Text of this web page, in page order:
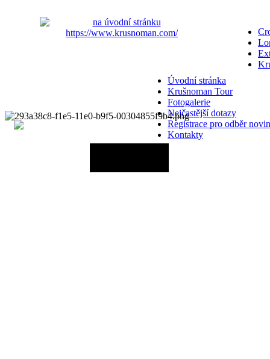
Úvodní stránka
Krušnoman Tour
Fotogalerie
Nejčastější dotazy
Registrace pro odběr
Kontakty